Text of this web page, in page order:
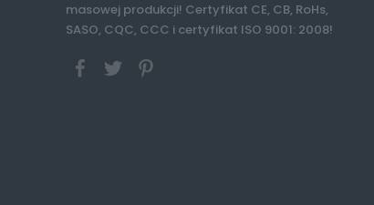
masowej produkcji! Certyfikat CE, CB, RoHs,
SASO, CQC, CCC i certyfikat ISO 9001: 2008!